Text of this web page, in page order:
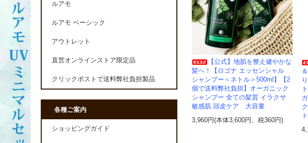
【公式】地肌を整え健やかな
髪へ！【ロゴナ エッセンシャル
シャンプー＜ネトル＞500ml】【2
個で送料弊社負担】オーガニック
シャンプー 全ての髪質 イラクサ
敏感肌 頭皮ケア 大容量
3,960円(本体3,600円、税360円)
ルアモ
ルアモ ベーシック
アウトレット
直営オンラインストア限定品
クリックポストで送料弊社負担製品
各種ご案内
ショッピングガイド